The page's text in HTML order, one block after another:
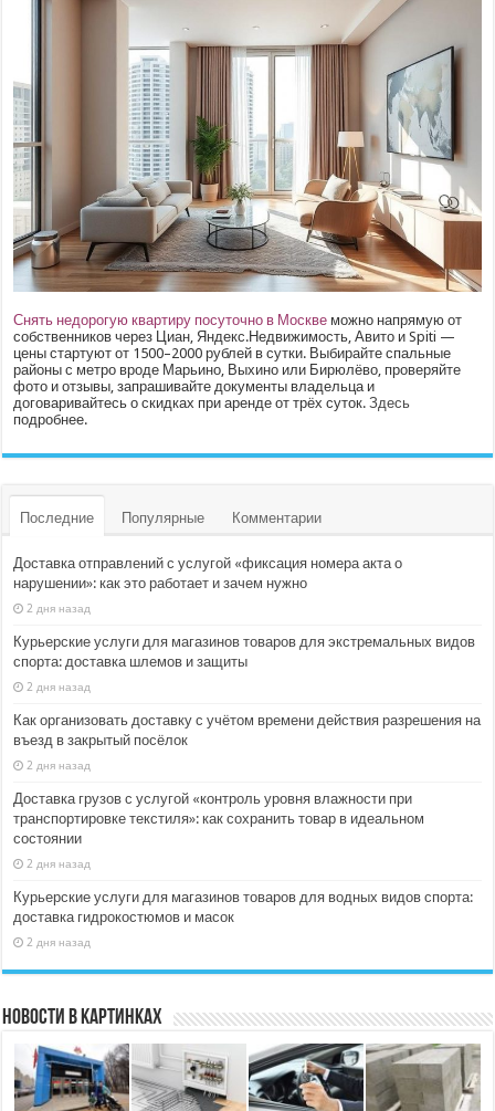
Снять недорогую квартиру посуточно в Москве можно напрямую от
собственников через Циан, Яндекс.Недвижимость, Авито и Spiti —
цены стартуют от 1500–2000 рублей в сутки. Выбирайте спальные
районы с метро вроде Марьино, Выхино или Бирюлёво, проверяйте
фото и отзывы, запрашивайте документы владельца и
договаривайтесь о скидках при аренде от трёх суток.Здесь
подробнее.
Последние Популярные Комментарии
Доставка отправлений с услугой «фиксация номера акта о
нарушении»: как это работает и зачем нужно
2 дня назад
Курьерские услуги для магазинов товаров для экстремальных видов
спорта: доставка шлемов и защиты
2 дня назад
Как организовать доставку с учётом времени действия разрешения на
въезд в закрытый посёлок
2 дня назад
Доставка грузов с услугой «контроль уровня влажности при
транспортировке текстиля»: как сохранить товар в идеальном
состоянии
2 дня назад
Курьерские услуги для магазинов товаров для водных видов спорта:
доставка гидрокостюмов и масок
2 дня назад
Новости в картинках